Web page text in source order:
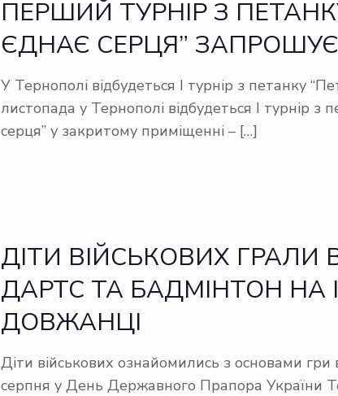
ПЕРШИЙ ТУРНІР З
ЄДНАЄ СЕРЦЯ”
У Тернополі відбудеться І турнір з петанку
листопада у Тернополі відбудеться І турнір з
серця” у закритому приміщенні –[…]
ДІТИ ВІЙСЬКОВИХ ГРАЛИ
ДАРТС ТА БАДМІНТОН НА
ДОВЖАНЦІ
Діти військових ознайомились з основами
серпня у День Державного Прапора України